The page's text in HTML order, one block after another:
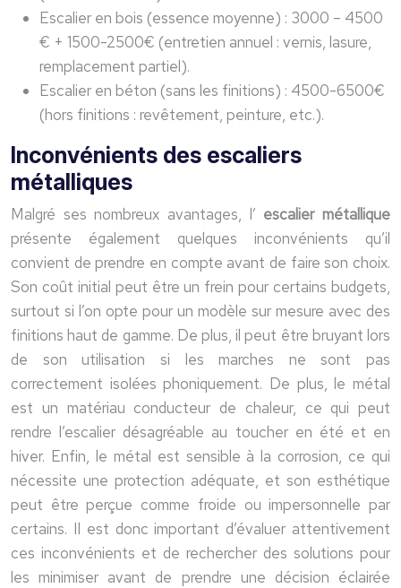
Escalier en bois (essence moyenne) : 3000 – 4500
€ + 1500-2500€ (entretien annuel : vernis, lasure,
remplacement partiel).
Escalier en béton (sans les finitions) : 4500-6500€
(hors finitions : revêtement, peinture, etc.).
Inconvénients des escaliers
métalliques
Malgré ses nombreux avantages, l’ escalier métallique
présente également quelques inconvénients qu’il
convient de prendre en compte avant de faire son choix.
Son coût initial peut être un frein pour certains budgets,
surtout si l’on opte pour un modèle sur mesure avec des
finitions haut de gamme. De plus, il peut être bruyant lors
de son utilisation si les marches ne sont pas
correctement isolées phoniquement. De plus, le métal
est un matériau conducteur de chaleur, ce qui peut
rendre l’escalier désagréable au toucher en été et en
hiver. Enfin, le métal est sensible à la corrosion, ce qui
nécessite une protection adéquate, et son esthétique
peut être perçue comme froide ou impersonnelle par
certains. Il est donc important d’évaluer attentivement
ces inconvénients et de rechercher des solutions pour
les minimiser avant de prendre une décision éclairée